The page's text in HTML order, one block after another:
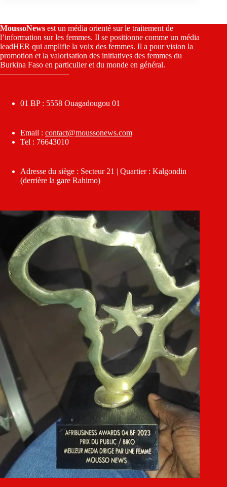
MoussoNews est un média orienté sur le traitement de
l’information sur les femmes. Il se positionne comme un média
leadHER qui amplifie la voix des femmes. Il a pour vision la
promotion et la valorisation des initiatives des femmes du
Burkina Faso en particulier et du monde en général.
————————–
01 BP : 5558 Ouagadougou 01
Email : contact@moussonews.com
Tel : 76643010
Adresse du siège : Secteur 21 | Quartier : Kalgondin
(derrière la gare Rahimo)